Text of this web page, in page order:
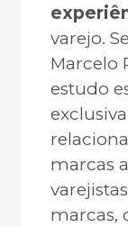
varejo.
Marcelo
estudo
marcas
marcas,